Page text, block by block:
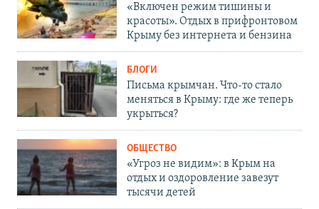
«Включен режим тишины и
красоты». Отдых в прифронтовом
Крыму без интернета и бензина
БЛОГИ
Письма крымчан. Что-то стало
меняться в Крыму: где же теперь
укрыться?
ОБЩЕСТВО
«Угроз не видим»: в Крым на
отдых и оздоровление завезут
тысячи детей